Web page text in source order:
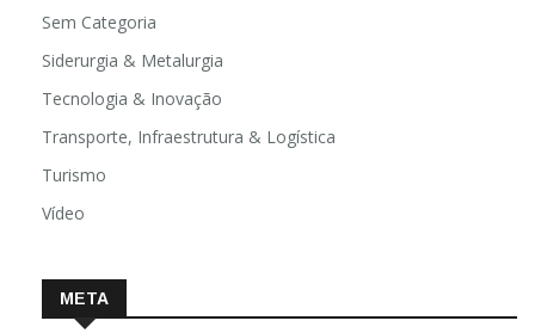
Sem Categoria
Siderurgia & Metalurgia
Tecnologia & Inovação
Transporte, Infraestrutura & Logística
Turismo
Vídeo
META